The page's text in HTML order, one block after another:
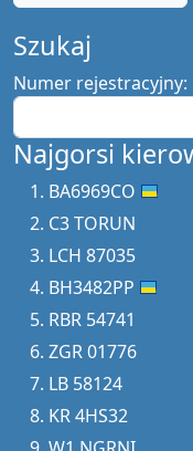
Szukaj
Numer rejestracyjny:
Najgorsi
BA6969CO
C3 TORUN
LCH 87035
BH3482PP
RBR 54741
ZGR 01776
LB 58124
KR 4HS32